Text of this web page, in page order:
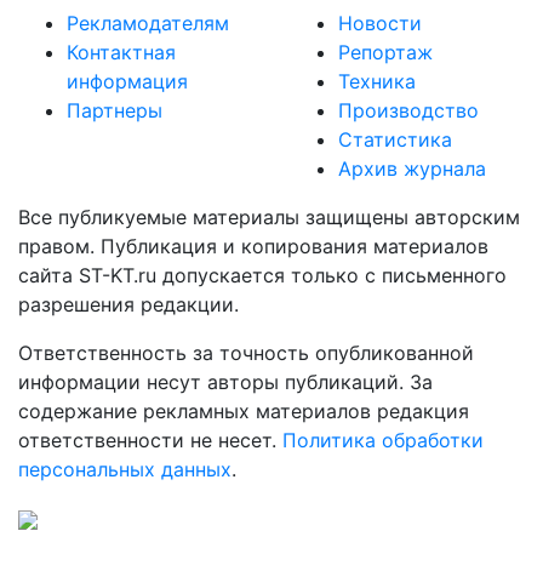
Рекламодателям
Контактная
информация
Партнеры
Новости
Репортаж
Техника
Производство
Статистика
Архив журнала
Все публикуемые материалы защищены авторским
правом. Публикация и копирования материалов
сайта ST-KT.ru допускается только с письменного
разрешения редакции.
Ответственность за точность опубликованной
информации несут авторы публикаций. За
содержание рекламных материалов редакция
ответственности не несет. Политика обработки
персональных данных.